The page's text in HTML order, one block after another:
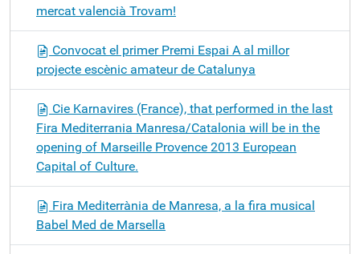
mercat valencià Trovam!
Convocat el primer Premi Espai A al millor
projecte escènic amateur de Catalunya
Cie Karnavires (France), that performed in the last
Fira Mediterrania Manresa/Catalonia will be in the
opening of Marseille Provence 2013 European
Capital of Culture.
Fira Mediterrània de Manresa, a la fira musical
Babel Med de Marsella